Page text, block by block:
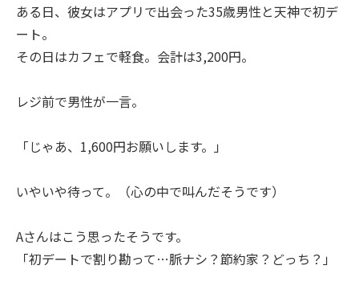
ある日、彼女はアプリで出会った35歳男性と天神で初デ
ート。
その日はカフェで軽食。会計は3,200円。
レジ前で男性が一言。
「じゃあ、1,600円お願いします。」
いやいや待って。（心の中で叫んだそうです）
Aさんはこう思ったそうです。
「初デートで割り勘って…脈ナシ？節約家？どっち？」